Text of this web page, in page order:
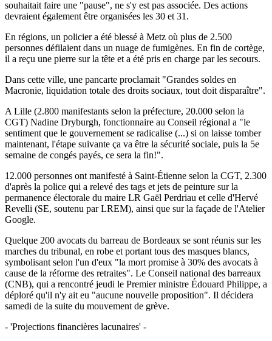
souhaitait faire une "pause", ne s'y est pas associée. Des actions
devraient également être organisées les 30 et 31.
En régions, un policier a été blessé à Metz où plus de 2.500
personnes défilaient dans un nuage de fumigènes. En fin de cortège,
il a reçu une pierre sur la tête et a été pris en charge par les secours.
Dans cette ville, une pancarte proclamait "Grandes soldes en
Macronie, liquidation totale des droits sociaux, tout doit disparaître".
A Lille (2.800 manifestants selon la préfecture, 20.000 selon la
CGT) Nadine Dryburgh, fonctionnaire au Conseil régional a "le
sentiment que le gouvernement se radicalise (...) si on laisse tomber
maintenant, l'étape suivante ça va être la sécurité sociale, puis la 5e
semaine de congés payés, ce sera la fin!".
12.000 personnes ont manifesté à Saint-Étienne selon la CGT, 2.300
d'après la police qui a relevé des tags et jets de peinture sur la
permanence électorale du maire LR Gaël Perdriau et celle d'Hervé
Revelli (SE, soutenu par LREM), ainsi que sur la façade de l'Atelier
Google.
Quelque 200 avocats du barreau de Bordeaux se sont réunis sur les
marches du tribunal, en robe et portant tous des masques blancs,
symbolisant selon l'un d'eux "la mort promise à 30% des avocats à
cause de la réforme des retraites". Le Conseil national des barreaux
(CNB), qui a rencontré jeudi le Premier ministre Édouard Philippe, a
déploré qu'il n'y ait eu "aucune nouvelle proposition". Il décidera
samedi de la suite du mouvement de grève.
- 'Projections financières lacunaires' -